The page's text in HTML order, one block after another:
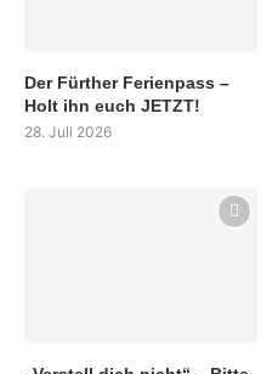
Der Fürther Ferienpass –
Holt ihn euch JETZT!
28. Juli 2026